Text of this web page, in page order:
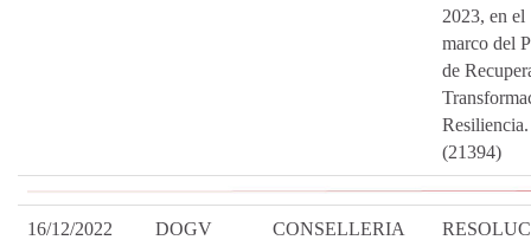
2023, en el
marco del
de
Resiliencia.
(21394)
16/12/2022 DOGV CONSELLERIA